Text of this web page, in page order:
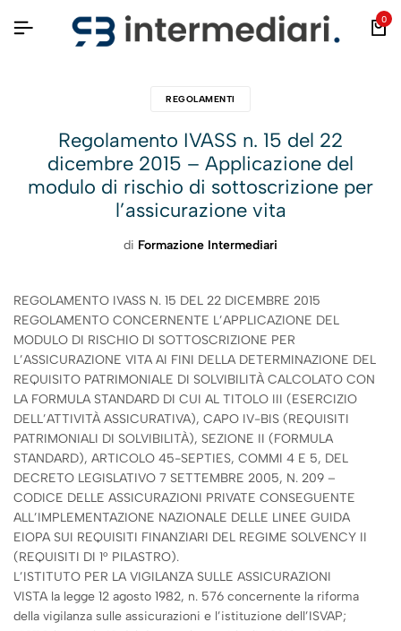
0
REGOLAMENTI
Regolamento IVASS n. 15 del 22
dicembre 2015 – Applicazione del
modulo di rischio di sottoscrizione per
l’assicurazione vita
di Formazione Intermediari
REGOLAMENTO IVASS N. 15 DEL 22 DICEMBRE 2015
REGOLAMENTO CONCERNENTE L’APPLICAZIONE DEL
MODULO DI RISCHIO DI SOTTOSCRIZIONE PER
L’ASSICURAZIONE VITA AI FINI DELLA DETERMINAZIONE DEL
REQUISITO PATRIMONIALE DI SOLVIBILITÀ CALCOLATO CON
LA FORMULA STANDARD DI CUI AL TITOLO III (ESERCIZIO
DELL’ATTIVITÀ ASSICURATIVA), CAPO IV-BIS (REQUISITI
PATRIMONIALI DI SOLVIBILITÀ), SEZIONE II (FORMULA
STANDARD), ARTICOLO 45-SEPTIES, COMMI 4 E 5, DEL
DECRETO LEGISLATIVO 7 SETTEMBRE 2005, N. 209 –
CODICE DELLE ASSICURAZIONI PRIVATE CONSEGUENTE
ALL’IMPLEMENTAZIONE NAZIONALE DELLE LINEE GUIDA
EIOPA SUI REQUISITI FINANZIARI DEL REGIME SOLVENCY II
(REQUISITI DI 1° PILASTRO).
L’ISTITUTO PER LA VIGILANZA SULLE ASSICURAZIONI
VISTA la legge 12 agosto 1982, n. 576 concernente la riforma
della vigilanza sulle assicurazioni e l’istituzione dell’ISVAP;